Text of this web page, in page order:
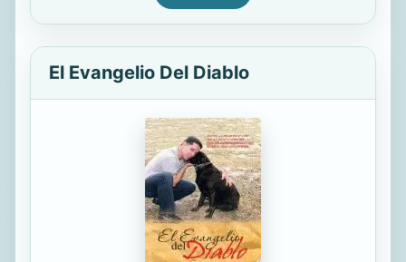
El Evangelio Del Diablo